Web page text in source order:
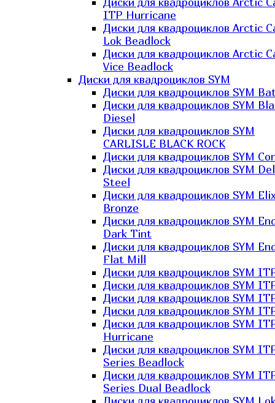
ITP Hurricane
Диски для квадроциклов Arctic
Lok Beadlock
Диски для квадроциклов Arctic
Vice Beadlock
Диски для квадроциклов SYM
Диски для квадроциклов SYM
Диски для квадроциклов SYM
Diesel
Диски для квадроциклов SYM
CARLISLE BLACK ROCK
Диски для квадроциклов SYM
Диски для квадроциклов SYM
Steel
Диски для квадроциклов SYM
Bronze
Диски для квадроциклов SYM
Dark Tint
Диски для квадроциклов SYM
Flat Mill
Диски для квадроциклов SYM
Диски для квадроциклов SYM
Диски для квадроциклов SYM
Диски для квадроциклов SYM
Диски для квадроциклов SYM
Hurricane
Диски для квадроциклов SYM
Series Beadlock
Диски для квадроциклов SYM
Series Dual Beadlock